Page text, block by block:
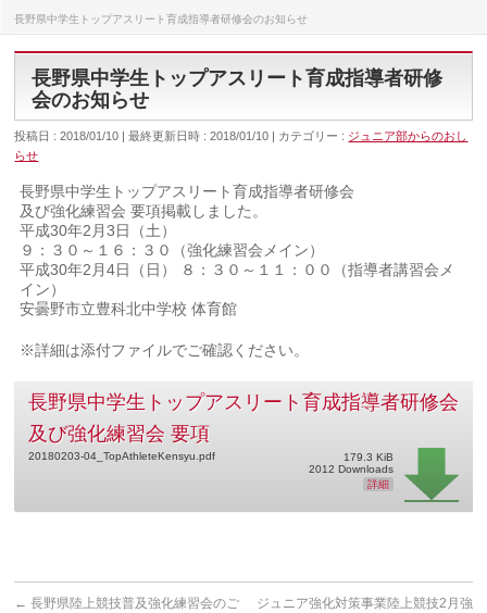
長野県中学生トップアスリート育成指導者研修会のお知らせ
長野県中学生トップアスリート育成指導者研修
会のお知らせ
投稿日 : 2018/01/10 最終更新日時 : 2018/01/10 カテゴリー : ジュニア部からのおし
らせ
長野県中学生トップアスリート育成指導者研修会
及び強化練習会 要項掲載しました。
平成30年2月3日（土）
９：３０～１６：３０（強化練習会メイン）
平成30年2月4日（日） ８：３０～１１：００（指導者講習会メ
イン）
安曇野市立豊科北中学校 体育館
※詳細は添付ファイルでご確認ください。
長野県中学生トップアスリート育成指導者研修会
及び強化練習会 要項
20180203-04_TopAthleteKensyu.pdf
179.3 KiB
2012 Downloads
詳細
← 長野県陸上競技普及強化練習会のご
ジュニア強化対策事業陸上競技2月強